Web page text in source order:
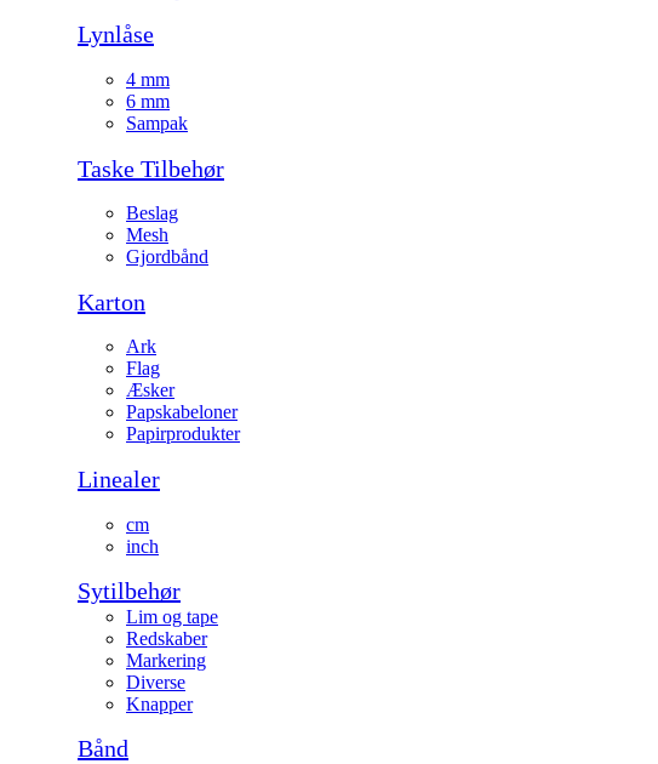
Lynlåse
4 mm
6 mm
Sampak
Taske Tilbehør
Beslag
Mesh
Gjordbånd
Karton
Ark
Flag
Æsker
Papskabeloner
Papirprodukter
Linealer
cm
inch
Sytilbehør
Lim og tape
Redskaber
Markering
Diverse
Knapper
Bånd